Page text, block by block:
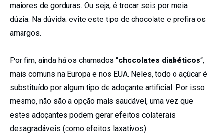
maiores de gorduras. Ou seja, é trocar seis por meia
dúzia. Na dúvida, evite este tipo de chocolate e prefira os
amargos.
Por fim, ainda há os chamados “chocolates diabéticos“,
mais comuns na Europa e nos EUA. Neles, todo o açúcar é
substituído por algum tipo de adoçante artificial. Por isso
mesmo, não são a opção mais saudável, uma vez que
estes adoçantes podem gerar efeitos colaterais
desagradáveis (como efeitos laxativos).